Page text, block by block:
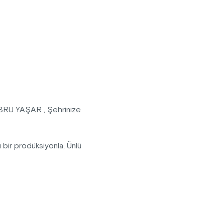
YAŞAR , Şehrinize
bir prodüksiyonla, Ünlü